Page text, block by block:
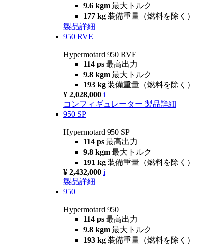
9.6 kgm 最大トルク
177 kg 装備重量（燃料を除く）
製品詳細
950 RVE
Hypermotard 950 RVE
114 ps 最高出力
9.8 kgm 最大トルク
193 kg 装備重量（燃料を除く）
¥ 2,028,000 i
コンフィギュレーター 製品詳細
950 SP
Hypermotard 950 SP
114 ps 最高出力
9.8 kgm 最大トルク
191 kg 装備重量（燃料を除く）
¥ 2,432,000 i
製品詳細
950
Hypermotard 950
114 ps 最高出力
9.8 kgm 最大トルク
193 kg 装備重量（燃料を除く）